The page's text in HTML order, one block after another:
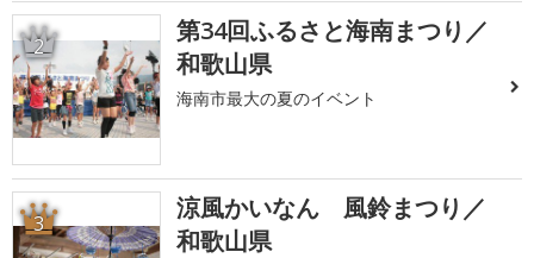
2
第34回ふるさと海南まつり／
和歌山県
海南市最大の夏のイベント
3
涼風かいなん 風鈴まつり／
和歌山県